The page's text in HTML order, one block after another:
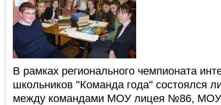
В рамках регионального чемпионата
школьников "Команда года" состоялся
между командами МОУ лицея №86,